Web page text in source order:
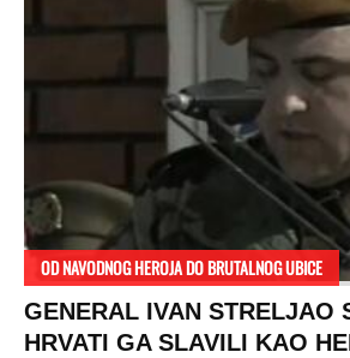
OD NAVODNOG HEROJA DO BRUTALNOG UBICE
GENERAL IVAN STRELJAO
HRVATI GA SLAVILI KAO